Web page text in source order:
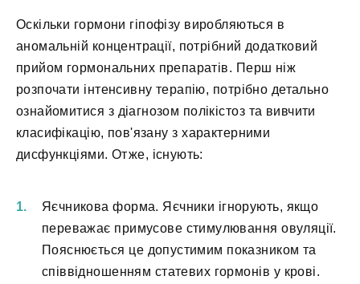
Оскільки гормони гіпофізу виробляються в
аномальній концентрації, потрібний додатковий
прийом гормональних препаратів. Перш ніж
розпочати інтенсивну терапію, потрібно детально
ознайомитися з діагнозом полікістоз та вивчити
класифікацію, пов'язану з характерними
дисфункціями. Отже, існують:
Яєчникова форма. Яєчники ігнорують, якщо
переважає примусове стимулювання овуляції.
Пояснюється це допустимим показником та
співвідношенням статевих гормонів у крові.